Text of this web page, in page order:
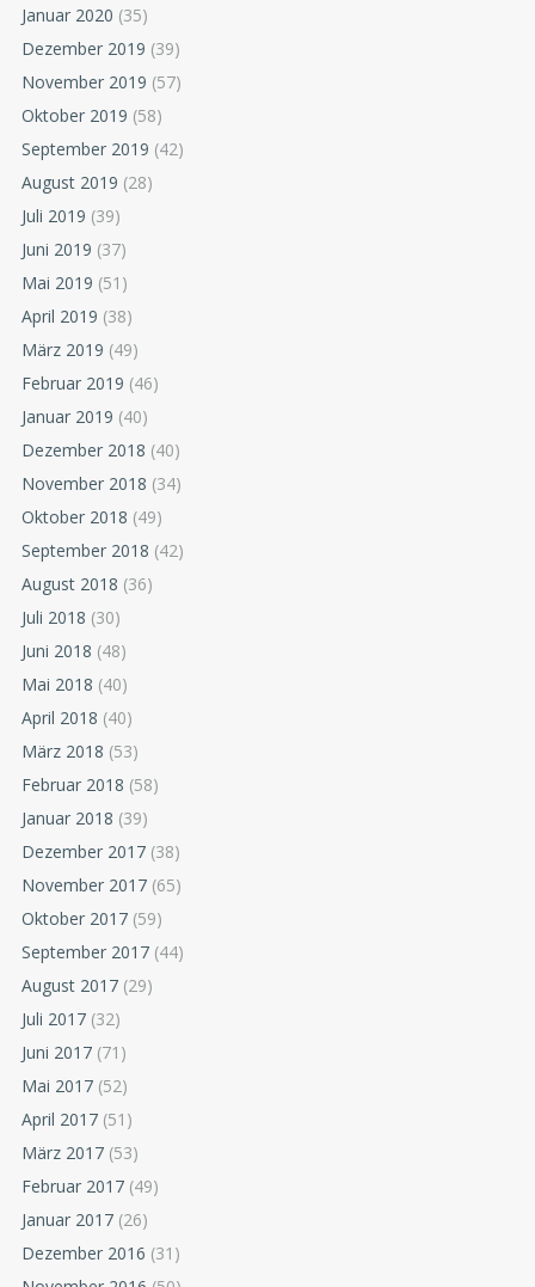
Januar 2020 (35)
Dezember 2019 (39)
November 2019 (57)
Oktober 2019 (58)
September 2019 (42)
August 2019 (28)
Juli 2019 (39)
Juni 2019 (37)
Mai 2019 (51)
April 2019 (38)
März 2019 (49)
Februar 2019 (46)
Januar 2019 (40)
Dezember 2018 (40)
November 2018 (34)
Oktober 2018 (49)
September 2018 (42)
August 2018 (36)
Juli 2018 (30)
Juni 2018 (48)
Mai 2018 (40)
April 2018 (40)
März 2018 (53)
Februar 2018 (58)
Januar 2018 (39)
Dezember 2017 (38)
November 2017 (65)
Oktober 2017 (59)
September 2017 (44)
August 2017 (29)
Juli 2017 (32)
Juni 2017 (71)
Mai 2017 (52)
April 2017 (51)
März 2017 (53)
Februar 2017 (49)
Januar 2017 (26)
Dezember 2016 (31)